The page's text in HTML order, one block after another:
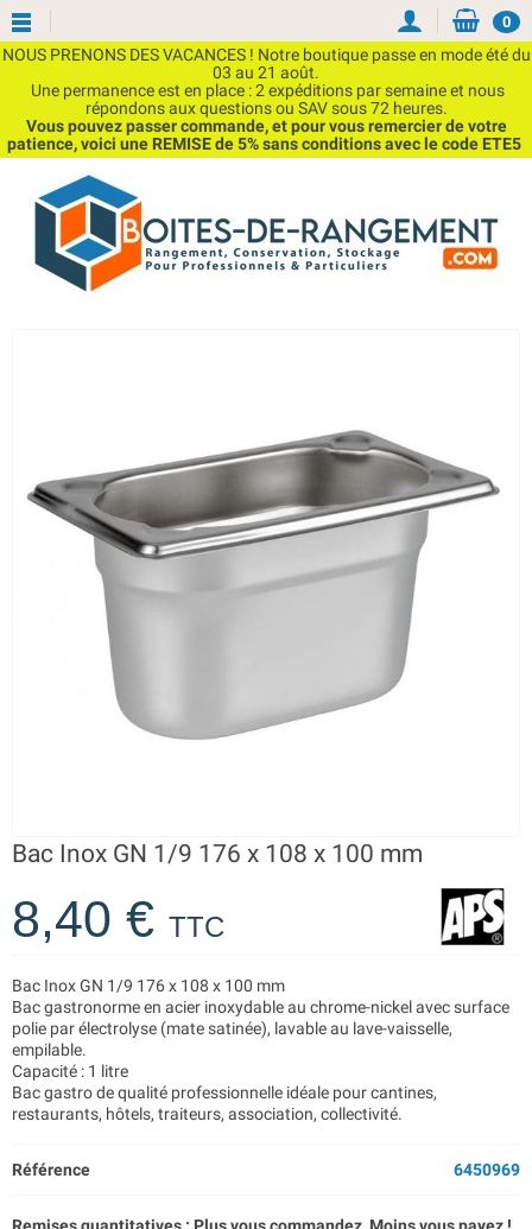
NOUS PRENONS DES VACANCES ! Notre boutique passe en mode été du
03 au 21 août.
Une permanence est en place : 2 expéditions par semaine et nous
répondons aux questions ou SAV sous 72 heures.
Vous pouvez passer commande, et pour vous remercier de votre
patience, voici une REMISE de 5% sans conditions avec le code ETE5
0
Bac Inox GN 1/9 176 x 108 x 100 mm
8,40 € TTC
Bac Inox GN 1/9 176 x 108 x 100 mm
Bac gastronorme en acier inoxydable au chrome-nickel avec surface
polie par électrolyse (mate satinée), lavable au lave-vaisselle,
empilable.
Capacité : 1 litre
Bac gastro de qualité professionnelle idéale pour cantines,
restaurants, hôtels, traiteurs, association, collectivité.
Référence 6450969